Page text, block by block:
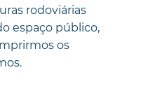
rodoviárias
espaço público,
os